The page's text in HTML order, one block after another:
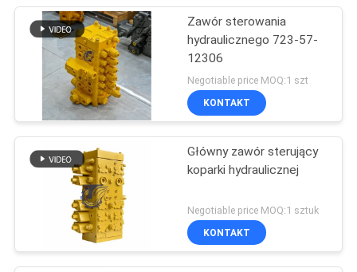
Zawór sterowania
hydraulicznego 723-57-
12306
Negotiable price MOQ:1 szt
KONTAKT
Główny zawór sterujący
koparki hydraulicznej
Negotiable price MOQ:1 sztuk
KONTAKT